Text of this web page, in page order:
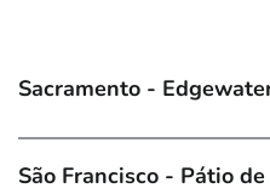
Sacramento -
São Francisco - Pátio